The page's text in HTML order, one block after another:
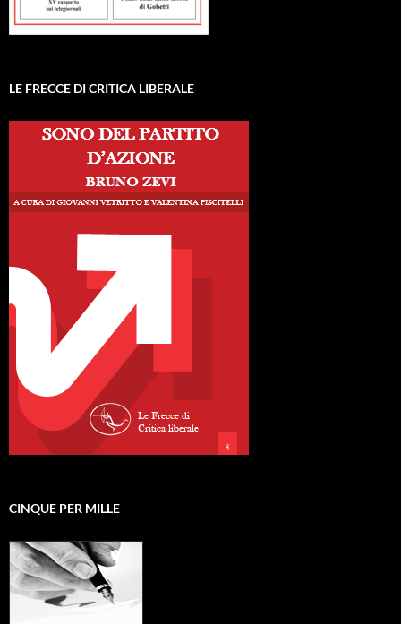
LE FRECCE DI CRITICA LIBERALE
CINQUE PER MILLE